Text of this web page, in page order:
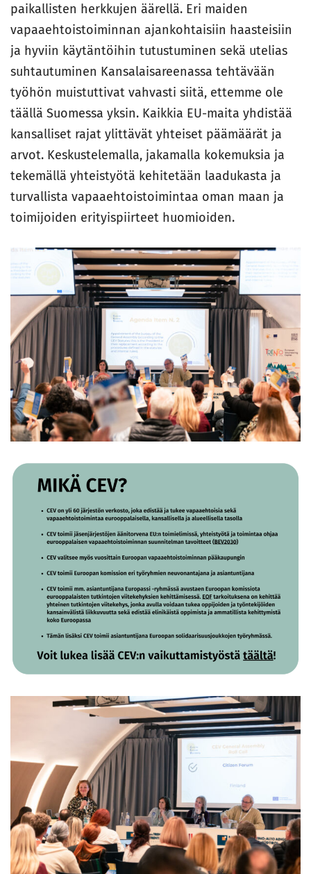
paikallisten herkkujen äärellä. Eri maiden
vapaaehtoistoiminnan ajankohtaisiin haasteisiin
ja hyviin käytäntöihin tutustuminen sekä utelias
suhtautuminen Kansalaisareenassa tehtävään
työhön muistuttivat vahvasti siitä, ettemme ole
täällä Suomessa yksin. Kaikkia EU-maita yhdistää
kansalliset rajat ylittävät yhteiset päämäärät ja
arvot. Keskustelemalla, jakamalla kokemuksia ja
tekemällä yhteistyötä kehitetään laadukasta ja
turvallista vapaaehtoistoimintaa oman maan ja
toimijoiden erityispiirteet huomioiden.